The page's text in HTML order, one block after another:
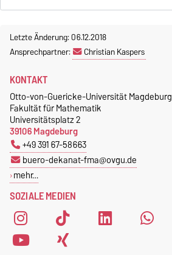
Letzte Änderung: 06.12.2018
Ansprechpartner:
Christian Kaspers
SOZIALE MEDIEN
KONTAKT
Otto-von-Guericke-Universität Magdeburg
Fakultät für Mathematik
Universitätsplatz 2
39106 Magdeburg
+49 391 67-58663
buero-dekanat-fma@ovgu.de
mehr…